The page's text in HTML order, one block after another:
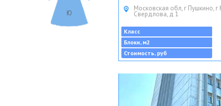
Ю
Московская обл, г Пушкино, г
Свердлова, д 1
Класс
Блоки, м2
Стоимость, руб